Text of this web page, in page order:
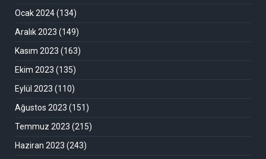
Ocak 2024(134)
Aralık 2023 (149)
Kasım 2023 (163)
Ekim 2023 (135)
Eylül 2023 (110)
Ağustos 2023 (151)
Temmuz 2023 (215)
Haziran 2023 (243)